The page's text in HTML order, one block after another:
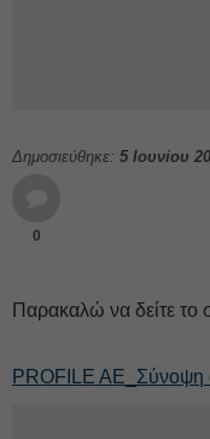
Δημοσιεύθηκε: 5 Ιουνίου
0
Παρακαλώ να δείτε το
PROFILE